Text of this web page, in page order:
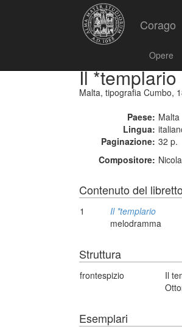
Corago
Opere
Il *templario
Malta, tipografia Cumbo,
Paese: Malta
Lingua:
Paginazione: 32 p.
Compositore:
Contenuto del libretto
1
Il *templario
melodramma
Struttura
frontespizio
Il
Esemplari